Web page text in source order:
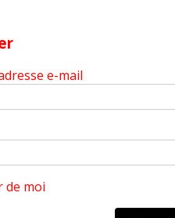
e-mail
de moi
Produits Accueil
Surf-P
SURF-P
Siège accueil